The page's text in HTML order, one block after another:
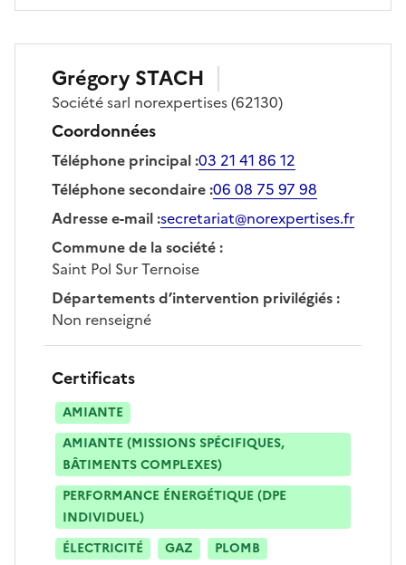
Grégory STACH
Sociétésarl norexpertises(62130)
Coordonnées
Téléphone principal:03 21 41 86 12
Téléphone secondaire:06 08 75 97 98
Adresse e-mail:secretariat@norexpertises.fr
Commune de la société:
Saint Pol Sur Ternoise
Départements d’intervention privilégiés:
Non renseigné
Certificats
AMIANTE
AMIANTE (MISSIONS SPÉCIFIQUES,
BÂTIMENTS COMPLEXES)
PERFORMANCE ÉNERGÉTIQUE (DPE
INDIVIDUEL)
ÉLECTRICITÉ
GAZ PLOMB